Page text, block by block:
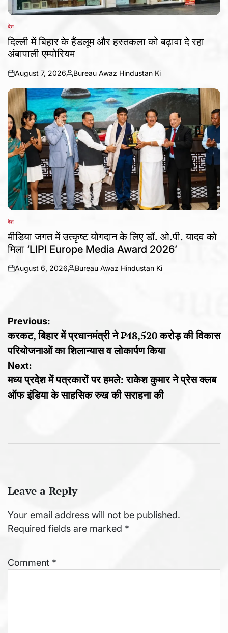
POSTED
IN
देश
दिल्ली में बिहार के हैंडलूम और हस्तकला को बढ़ावा दे रहा
अंबापाली एम्पोरियम
on
August 7, 2026
Posted
by
Bureau Awaz Hindustan Ki
POSTED
IN
देश
मीडिया जगत में उत्कृष्ट योगदान के लिए डॉ. ओ.पी. यादव को
मिला ‘LIPI Europe Media Award 2026’
on
August 6, 2026
Posted
Bureau Awaz Hindustan Ki
Post
navigation
Previous:
करकट, बिहार में प्रधानमंत्री ने ₹48,520 करोड़ की विकास
परियोजनाओं का शिलान्यास व लोकार्पण किया
Next:
मध्य प्रदेश में पत्रकारों पर हमले: राकेश कुमार ने प्रेस क्लब
ऑफ इंडिया के साहसिक रुख की सराहना की
Leave a Reply
Your email address will not be published.
Required fields are marked *
Comment *